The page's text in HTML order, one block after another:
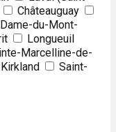
Châteauguay
du-Mont-
Longueuil
Marcelline-de-
Kirkland
Saint-